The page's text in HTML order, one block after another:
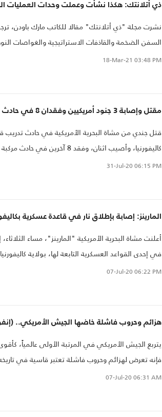
ذي أتلانتك: هكذا نشأت وعملت وحدات العمليات
السفن الضخمة والقاذفات الاستراتيجية والغواصات
"لحماية الطائرات من الصواريخ المضادة" والجيوش
18-Mar-21 03:48 PM
مقتل وإصابة 3 جنود أمريكيين وفقدان 8 في حادث بكاليفورنيا
قتل جندي من مشاة البحرية الأمريكية في حادث تدريب
كاليفورنيا، وأصيب اثنان، وفقد 8 آخرين في حادث مركبة برمائية..
31-Jul-20 06:15 PM
المارينز: إصابة بإطلاق نار في قاعدة عسكرية
أعلنت مشاة البحرية الأمريكية "المارينز"، مساء
في إحدى القواعد العسكرية التابعة لها، بولاية
07-Jul-20 06:22 PM
هزائم وحروب فاشلة خاضها الجيش الأمريكي..
يتربع الجيش الأمريكي في المرتبة الأولى عالمياً،
فإنه تعرض لهزائم وحروب فاشلة تعتبر قاسية في
الإطلاق، كفشله في حرب فيتنام والصومال، وانسحابه
07-Jul-20 06:31 AM